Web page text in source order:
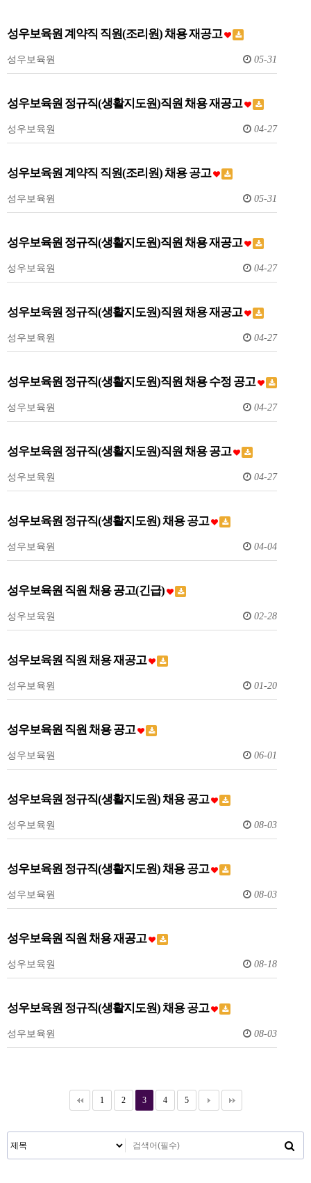
성우보육원 계약직 직원(조리원) 채용 재공고
성우보육원 05-31
성우보육원 정규직(생활지도원)직원 채용 재공고
성우보육원 04-27
성우보육원 계약직 직원(조리원) 채용 공고
성우보육원 05-31
성우보육원 정규직(생활지도원)직원 채용 재공고
성우보육원 04-27
성우보육원 정규직(생활지도원)직원 채용 재공고
성우보육원 04-27
성우보육원 정규직(생활지도원)직원 채용 수정 공고
성우보육원 04-27
성우보육원 정규직(생활지도원)직원 채용 공고
성우보육원 04-27
성우보육원 정규직(생활지도원) 채용 공고
성우보육원 04-04
성우보육원 직원 채용 공고(긴급)
성우보육원 02-28
성우보육원 직원 채용 재공고
성우보육원 01-20
성우보육원 직원 채용 공고
성우보육원 06-01
성우보육원 정규직(생활지도원) 채용 공고
성우보육원 08-03
성우보육원 정규직(생활지도원) 채용 공고
성우보육원 08-03
성우보육원 직원 채용 재공고
성우보육원 08-18
성우보육원 정규직(생활지도원) 채용 공고
성우보육원 08-03
1 2 3 4 5